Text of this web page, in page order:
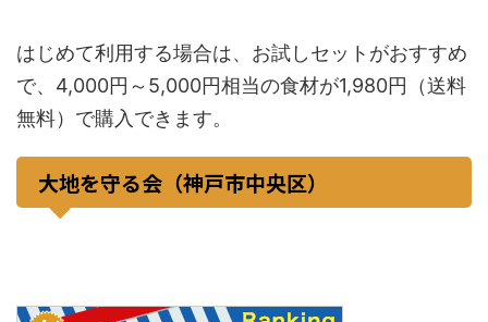
はじめて利用する場合は、お試しセットがおすすめ
で、4,000円～5,000円相当の食材が1,980円（送料
無料）で購入できます。
大地を守る会（神戸市中央区）